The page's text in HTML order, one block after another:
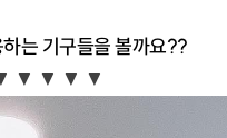
는 기구들을 볼까요??
▼ ▼ ▼ ▼